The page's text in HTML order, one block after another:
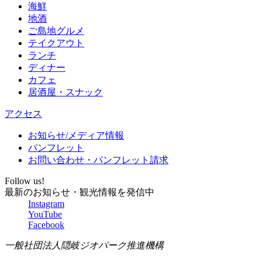
海鮮
地酒
ご島地グルメ
テイクアウト
ランチ
ディナー
カフェ
居酒屋・スナック
アクセス
お知らせ/メディア情報
パンフレット
お問い合わせ・パンフレット請求
Follow us!
最新のお知らせ・観光情報を発信中
Instagram
YouTube
Facebook
一般社団法人隠岐ジオパーク推進機構